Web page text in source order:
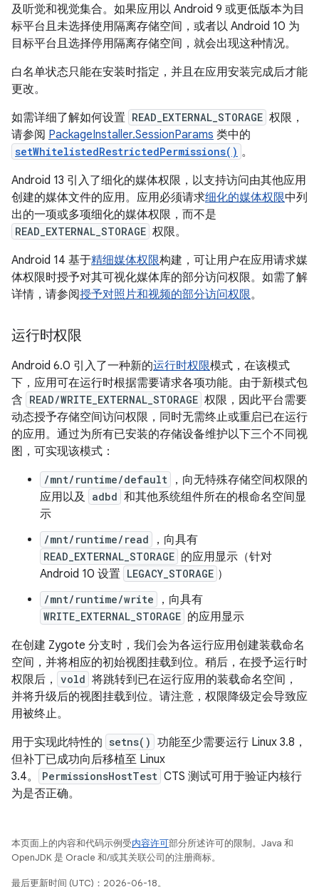
及听觉和视觉集合。如果应用以 Android 9 或更低版本为目
标平台且未选择使用隔离存储空间，或者以 Android 10 为
目标平台且选择停用隔离存储空间，就会出现这种情况。
白名单状态只能在安装时指定，并且在应用安装完成后才能
更改。
如需详细了解如何设置 READ_EXTERNAL_STORAGE 权限，
请参阅 PackageInstaller.SessionParams 类中的
setWhitelistedRestrictedPermissions() 。
Android 13 引入了细化的媒体权限，以支持访问由其他应用
创建的媒体文件的应用。应用必须请求细化的媒体权限中列
出的一项或多项细化的媒体权限，而不是
READ_EXTERNAL_STORAGE 权限。
Android 14 基于精细媒体权限构建，可让用户在应用请求媒
体权限时授予对其可视化媒体库的部分访问权限。如需了解
详情，请参阅授予对照片和视频的部分访问权限。
运行时权限
Android 6.0 引入了一种新的运行时权限模式，在该模式
下，应用可在运行时根据需要请求各项功能。由于新模式包
含 READ/WRITE_EXTERNAL_STORAGE 权限，因此平台需要
动态授予存储空间访问权限，同时无需终止或重启已在运行
的应用。通过为所有已安装的存储设备维护以下三个不同视
图，可实现该模式：
/mnt/runtime/default
，向无特殊存储空间权限的
应用以及 adbd 和其他系统组件所在的根命名空间显
示
/mnt/runtime/read ，向具有
READ_EXTERNAL_STORAGE 的应用显示（针对
Android 10 设置 LEGACY_STORAGE ）
/mnt/runtime/write ，向具有
WRITE_EXTERNAL_STORAGE 的应用显示
在创建 Zygote 分支时，我们会为各运行应用创建装载命名
空间，并将相应的初始视图挂载到位。稍后，在授予运行时
权限后，
vold 将跳转到已在运行应用的装载命名空间，
并将升级后的视图挂载到位。请注意，权限降级定会导致应
用被终止。
用于实现此特性的 setns() 功能至少需要运行 Linux 3.8，
但补丁已成功向后移植至 Linux
3.4。
PermissionsHostTest CTS 测试可用于验证内核行
为是否正确。
本页面上的内容和代码示例受内容许可部分所述许可的限制。Java 和
OpenJDK 是 Oracle 和/或其关联公司的注册商标。
最后更新时间 (UTC)：2026-06-18。